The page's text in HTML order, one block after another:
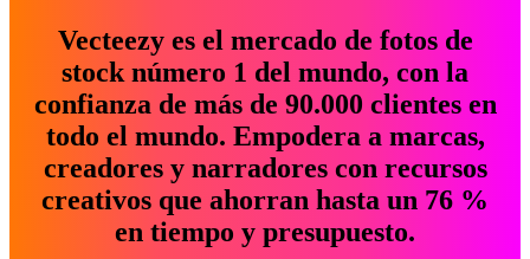
Vecteezy es el mercado de fotos de
stock número 1 del mundo, con la
confianza de más de 90.000 clientes en
todo el mundo. Empodera a marcas,
creadores y narradores con recursos
creativos que ahorran hasta un 76 %
en tiempo y presupuesto.